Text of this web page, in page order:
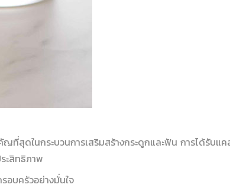
ที่สุดในกระบวนการเสริมสร้างกระดูกและฟัน การได้รับ
ะสิทธิภาพ
อบครัวอย่างมั่นใจ